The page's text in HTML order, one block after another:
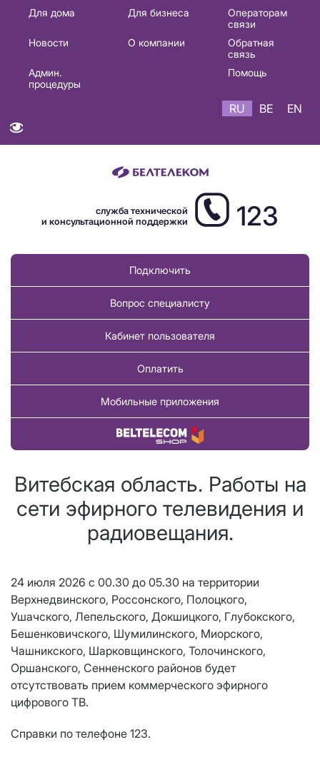
Основная
навигация
Для дома Для бизнеса
Операторам
связи
Новости
О компании
Обратная
связь
Админ.
процедуры
Помощь
RU BE EN
служба технической
и консультационной поддержки
123
Подключить
Вопрос специалисту
Кабинет пользователя
Оплатить
Мобильные приложения
Купить товар
Витебская область. Работы на
сети эфирного телевидения и
радиовещания.
24 июля 2026 с 00.30 до 05.30 на территории
Верхнедвинского, Россонского, Полоцкого,
Ушачского, Лепельского, Докшицкого, Глубокского,
Бешенковичского, Шумилинского, Миорского,
Чашникского, Шарковщинского, Толочинского,
Оршанского, Сенненского районов будет
отсутствовать прием коммерческого эфирного
цифрового ТВ.
Справки по телефоне 123.